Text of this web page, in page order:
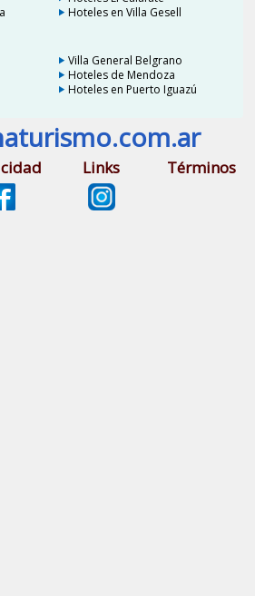
Hoteles en Villa Gesell
Villa General Belgrano
Hoteles de Mendoza
Hoteles en Puerto Iguazú
Links Términos